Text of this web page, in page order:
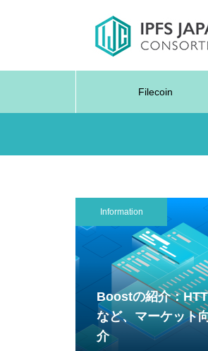
Filecoin
Information
Boostの紹介：
など、マーケット
介